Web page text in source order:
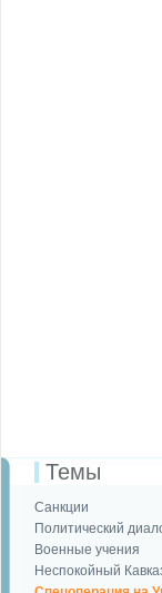
Темы
Санкции
Политический
Военные учения
Неспокойный